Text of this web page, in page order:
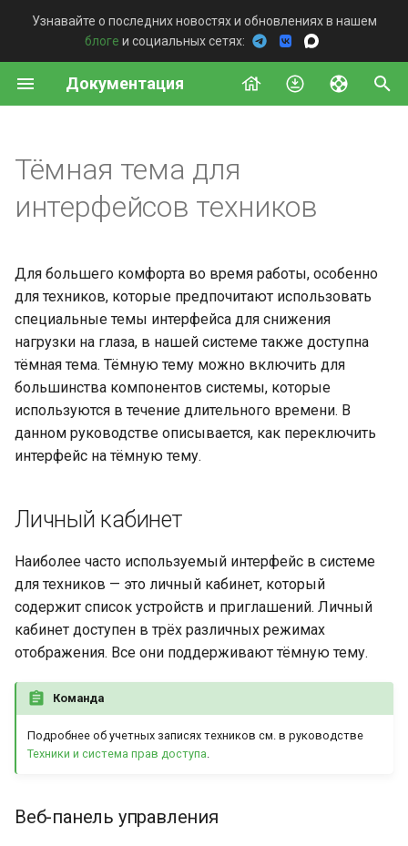
Узнавайте о последних новостях и обновлениях в нашем
блоге и социальных сетях:
Документация
И
н
ц
з
ц
я
о
с
а
Интеграции
Агент
Развертывание
Введение
Постоянный доступ
Шлюз
HTTP API
Аккаунт
Брендирование
История подключений
Передача файлов
Аналитика
Агент MacOS
Linux
Дашборд v2
Доступные методы Быстрая поддержка
История подключений
Стeк Self-Hosted сервера
Системные требования
Установка
Обслуживание
Расширенные настройки
Proxy
Настройка TLS
шифрования
Настройка
пользовательского
Дополнительные
инструменты
Тёмная тема для
интерфейсов техников
Для большего комфорта во время работы, особенно
для техников, которые предпочитают использовать
специальные темы интерфейса для снижения
нагрузки на глаза, в нашей системе также доступна
тёмная тема. Тёмную тему можно включить для
большинства компонентов системы, которые
используются в течение длительного времени. В
данном руководстве описывается, как переключить
интерфейс на тёмную тему.
Личный кабинет
Наиболее часто используемый интерфейс в системе
для техников — это личный кабинет, который
содержит список устройств и приглашений. Личный
кабинет доступен в трёх различных режимах
отображения. Все они поддерживают тёмную тему.
Команда
Подробнее об учетных записях техников см. в руководстве
Техники и система прав доступа
Веб-панель управления